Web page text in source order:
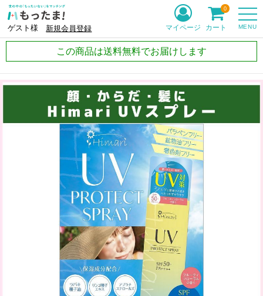
ゲスト様 新規会員登録 MENU
マイページ カート
0
この商品は送料無料でお届けします